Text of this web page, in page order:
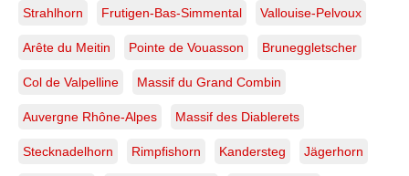
Strahlhorn Frutigen-Bas-Simmental Vallouise-Pelvoux
Arête du Meitin Pointe de Vouasson Bruneggletscher
Col de Valpelline Massif du Grand Combin
Auvergne Rhône-Alpes Massif des Diablerets
Stecknadelhorn Rimpfishorn Kandersteg Jägerhorn